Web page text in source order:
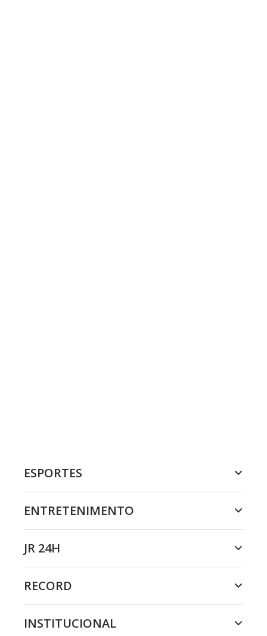
ESPORTES
ENTRETENIMENTO
JR 24H
RECORD
INSTITUCIONAL